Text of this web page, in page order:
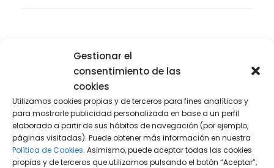
Gestionar el
consentimiento de las
cookies
Utilizamos cookies propias y de terceros para fines analíticos y
para mostrarle publicidad personalizada en base a un perfil
elaborado a partir de sus hábitos de navegación (por ejemplo,
páginas visitadas). Puede obtener más información en nuestra
Política de Cookies. Asimismo, puede aceptar todas las cookies
propias y de terceros que utilizamos pulsando el botón “Aceptar”,
Buscador de artículos